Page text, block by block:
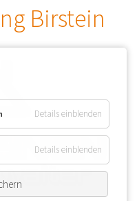
Birstein
Details einblenden
Details einblenden